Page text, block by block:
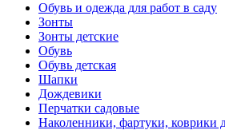
Обувь и одежда для работ в саду
Зонты
Зонты детские
Обувь
Обувь детская
Шапки
Дождевики
Перчатки садовые
Наколенники, фартуки, коврики